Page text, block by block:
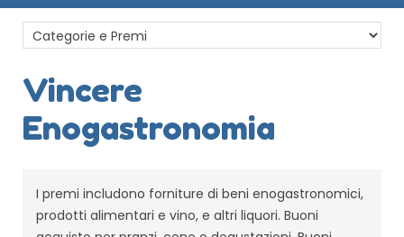
Vincere
Enogastronomia
I premi includono forniture di beni enogastronomici,
prodotti alimentari e vino, e altri liquori. Buoni